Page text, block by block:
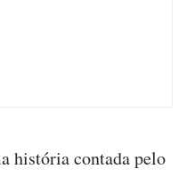
história contada pelo